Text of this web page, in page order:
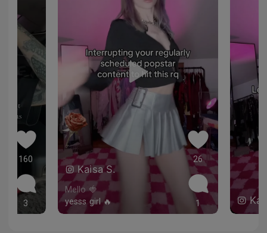
160
3
Kaisa S.
Mello 🍓
yesss girl 🔥
26
1